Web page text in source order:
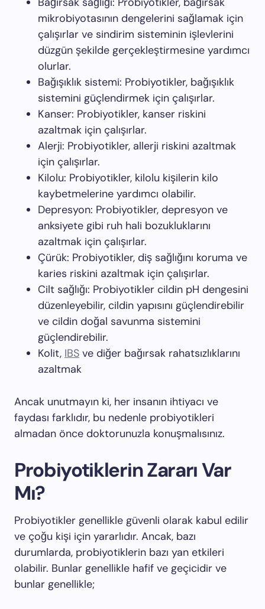
mikrobiyotasının dengelerini sağlamak için
çalışırlar ve sindirim sisteminin işlevlerini
düzgün şekilde gerçekleştirmesine yardımcı
olurlar.
Bağışıklık sistemi: Probiyotikler, bağışıklık
sistemini güçlendirmek için çalışırlar.
Kanser: Probiyotikler, kanser riskini
azaltmak için çalışırlar.
Alerji: Probiyotikler, allerji riskini azaltmak
için çalışırlar.
Kilolu: Probiyotikler, kilolu kişilerin kilo
kaybetmelerine yardımcı olabilir.
Depresyon: Probiyotikler, depresyon ve
anksiyete gibi ruh hali bozukluklarını
azaltmak için çalışırlar.
Çürük: Probiyotikler, diş sağlığını koruma ve
karies riskini azaltmak için çalışırlar.
Cilt sağlığı: Probiyotikler cildin pH dengesini
düzenleyebilir, cildin yapısını güçlendirebilir
ve cildin doğal savunma sistemini
güçlendirebilir.
Kolit, IBS ve diğer bağırsak rahatsızlıklarını
azaltmak
Ancak unutmayın ki, her insanın ihtiyacı ve
faydası farklıdır, bu nedenle probiyotikleri
almadan önce doktorunuzla konuşmalısınız.
Probiyotiklerin Zararı Var
Mı?
Probiyotikler genellikle güvenli olarak kabul edilir
ve çoğu kişi için yararlıdır. Ancak, bazı
durumlarda, probiyotiklerin bazı yan etkileri
olabilir. Bunlar genellikle hafif ve geçicidir ve
bunlar genellikle;